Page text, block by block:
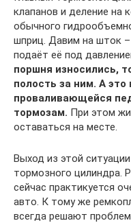
клапанов и деление на
обычного
шприц. Давим на шток
подаёт её под
поршня износились,
полость за ним. А это
проваливающейся
тормозам. При этом
оставаться на месте.
Выход из этой
тормозного цилиндра.
сейчас практикуется
авто. К тому же
всегда решают